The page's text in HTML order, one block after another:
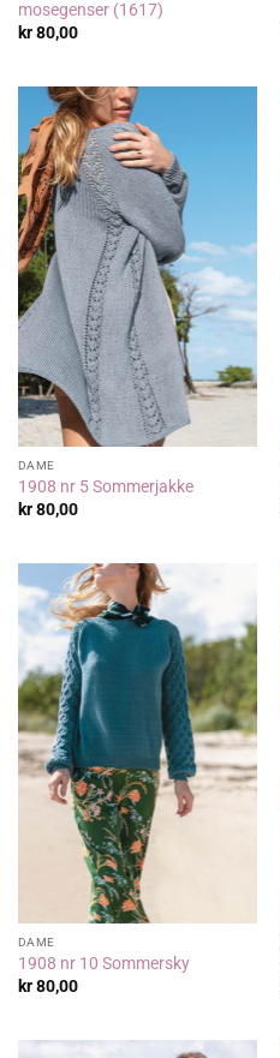
mosegenser (1617)
kr80,00
DAME
1908 nr 5 Sommerjakke
kr80,00
DAME
1908 nr 10 Sommersky
kr80,00